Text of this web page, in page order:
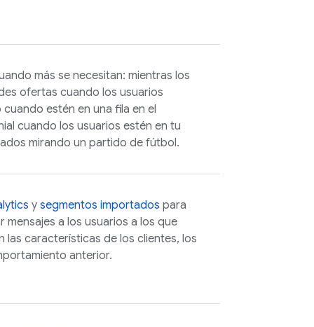
más se necesitan: mientras los
ofertas cuando los usuarios
estén en una fila en el
cuando los usuarios estén en tu
mirando un partido de fútbol.
y segmentos importados para
a los usuarios a los que
las características de los clientes, los
anterior.